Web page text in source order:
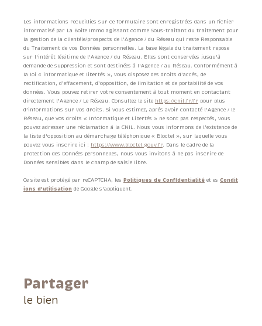
Les informations recueillies sur ce formulaire sont enregistrées dans un fichier
informatisé par La Boite Immo agissant comme Sous-traitant du traitement pour
la gestion de la clientèle/prospects de l'Agence / du Réseau qui reste Responsable
du Traitement de vos Données personnelles. La base légale du traitement repose
sur l'intérêt légitime de l'Agence / du Réseau. Elles sont conservées jusqu'à
demande de suppression et sont destinées à l'Agence / au Réseau. Conformément à
la loi « informatique et libertés », vous disposez des droits d’accès, de
rectification, d’effacement, d’opposition, de limitation et de portabilité de vos
données. Vous pouvez retirer votre consentement à tout moment en contactant
directement l’Agence / Le Réseau. Consultez le site https://cnil.fr/fr pour plus
d’informations sur vos droits. Si vous estimez, après avoir contacté l'Agence / le
Réseau, que vos droits « Informatique et Libertés » ne sont pas respectés, vous
pouvez adresser une réclamation à la CNIL. Nous vous informons de l’existence de
la liste d'opposition au démarchage téléphonique « Bloctel », sur laquelle vous
pouvez vous inscrire ici : https://www.bloctel.gouv.fr. Dans le cadre de la
protection des Données personnelles, nous vous invitons à ne pas inscrire de
Données sensibles dans le champ de saisie libre.
Ce site est protégé par reCAPTCHA, les Politiques de Confidentialité et es Condit
ions d'utilisation de Google s'appliquent.
partager
le bien